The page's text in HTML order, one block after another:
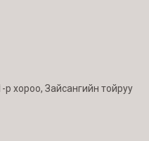
хороо, Зайсангийн тойруу